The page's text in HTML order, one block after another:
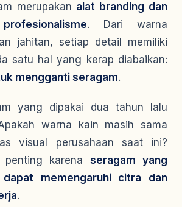
merupakan alat branding dan
. Dari warna
jahitan, setiap detail memiliki
satu hal yang kerap diabaikan:
mengganti seragam.
yang dipakai dua tahun lalu
warna kain masih sama
visual perusahaan saat ini?
penting karenaseragam yang
memengaruhi citra dan
.